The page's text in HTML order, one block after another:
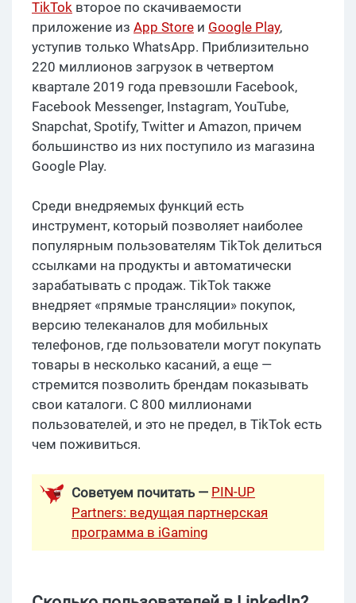
TikTok второе по скачиваемости
приложение из App Store и Google Play,
уступив только WhatsApp. Приблизительно
220 миллионов загрузок в четвертом
квартале 2019 года превзошли Facebook,
Facebook Messenger, Instagram, YouTube,
Snapchat, Spotify, Twitter и Amazon, причем
большинство из них поступило из магазина
Google Play.
Среди внедряемых функций есть
инструмент, который позволяет наиболее
популярным пользователям TikTok делиться
ссылками на продукты и автоматически
зарабатывать с продаж. TikTok также
внедряет «прямые трансляции» покупок,
версию телеканалов для мобильных
телефонов, где пользователи могут покупать
товары в несколько касаний, а еще —
стремится позволить брендам показывать
свои каталоги. С 800 миллионами
пользователей, и это не предел, в TikTok есть
чем поживиться.
Советуем почитать — PIN-UP
Partners: ведущая партнерская
программа в iGaming